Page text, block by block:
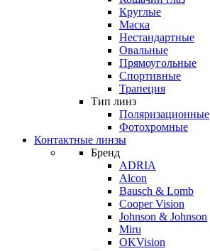
Круглые
Маска
Нестандартные
Овальные
Прямоугольные
Спортивные
Трапеция
Тип линз
Поляризационные
Фотохромные
Контактные линзы
Бренд
ADRIA
Alcon
Bausch & Lomb
Cooper Vision
Johnson & Johnson
Miru
OKVision